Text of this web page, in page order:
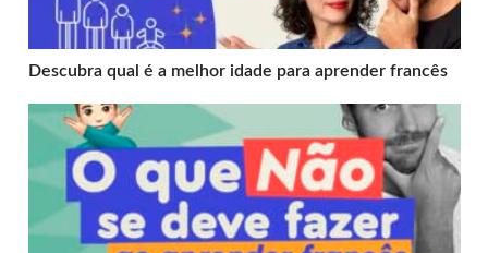
Descubra qual é a melhor idade para aprender francês
3 coisas que você não deve fazer ao aprender francês